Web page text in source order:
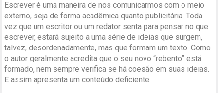
Escrever é uma maneira de nos comunicarmos com o meio
externo, seja de forma acadêmica quanto publicitária. Toda
vez que um escritor ou um redator senta para pensar no que
escrever, estará sujeito a uma série de ideias que surgem,
talvez, desordenadamente, mas que formam um texto. Como
o autor geralmente acredita que o seu novo “rebento” está
formado, nem sempre verifica se há coesão em suas ideias.
E assim apresenta um conteúdo deficiente.